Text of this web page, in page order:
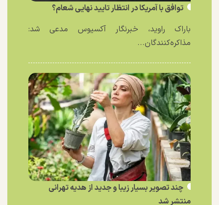
توافق با آمریکا در انتظار تایید نهایی شعام؟
باراک راوید، خبرنگار آکسیوس مدعی شد:
مذاکره‌کنندگان...
چند تصویر بسیار زیبا و جدید از هدیه تهرانی
منتشر شد